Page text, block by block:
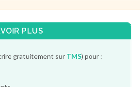
PLUS
gratuitement sur TMS) pour :